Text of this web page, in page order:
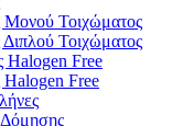
Μονού Τοιχώματος
Τοιχώματος
Halogen Free
Halogen Free